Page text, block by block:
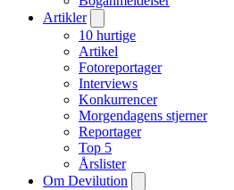
Artikler
10 hurtige
Artikel
Fotoreportager
Interviews
Konkurrencer
Morgendagens stjerner
Reportager
Top 5
Årslister
Om Devilution